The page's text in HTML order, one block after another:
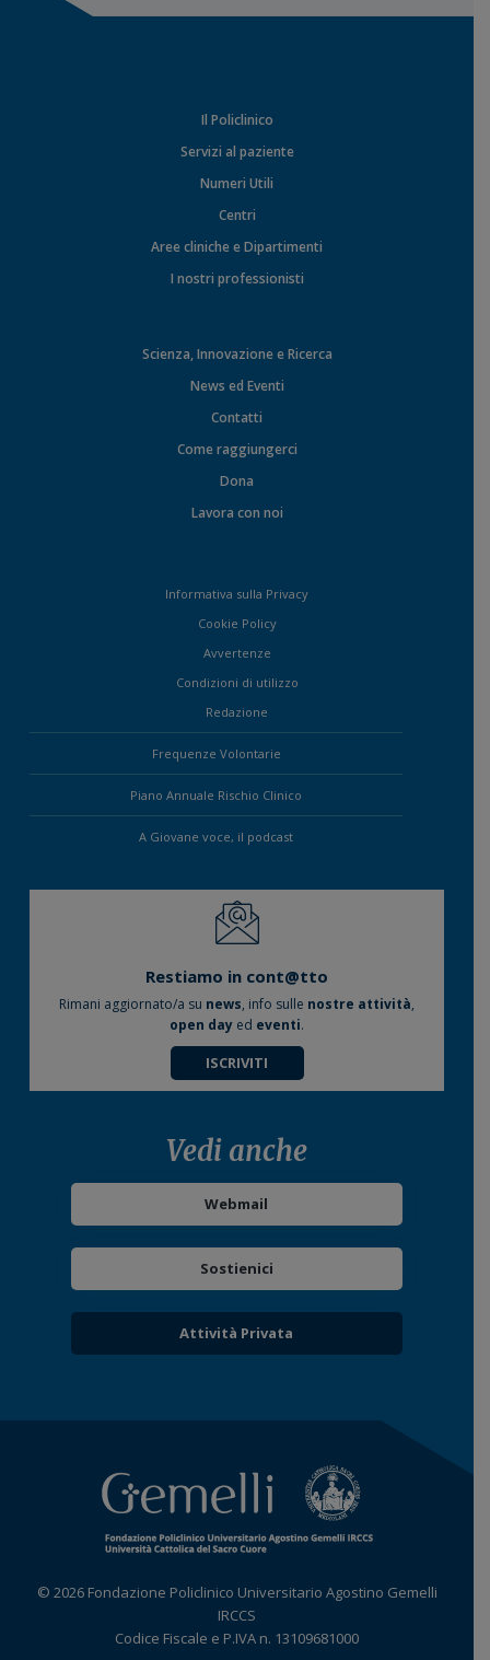
Il Policlinico
Servizi al paziente
Numeri Utili
Centri
Aree cliniche e Dipartimenti
I nostri professionisti
Scienza, Innovazione e Ricerca
News ed Eventi
Contatti
Come raggiungerci
Dona
Lavora con noi
Informativa sulla Privacy
Cookie Policy
Avvertenze
Condizioni di utilizzo
Redazione
Frequenze Volontarie
Piano Annuale Rischio Clinico
A Giovane voce, il podcast
Restiamo in cont@tto
Rimani aggiornato/a su news, info sulle nostre attività,
open day ed eventi.
ISCRIVITI
Vedi anche
Webmail
Sostienici
Attività Privata
© 2026 Fondazione Policlinico Universitario Agostino Gemelli
IRCCS
Codice Fiscale e P.IVA n. 13109681000